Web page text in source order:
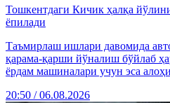
Тошкентдаги Кичик ҳалқа
ёпилади
Таъмирлаш ишлари давомида
қарама-қарши йўналиш бўйлаб
ёрдам машиналари учун эса
20:50 / 06.08.2026